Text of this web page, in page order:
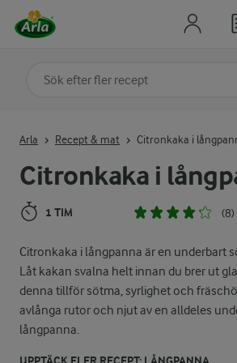
Citronkaka i
1 TIM (8)
Citronkaka i långpanna är en underbart
Låt kakan svalna helt innan du brer ut
denna tillför sötma, syrlighet och
avlånga rutor och njut av en alldeles
långpanna.
Arla Recept & mat Citronkaka i
Sök på kategori eller ingrediens